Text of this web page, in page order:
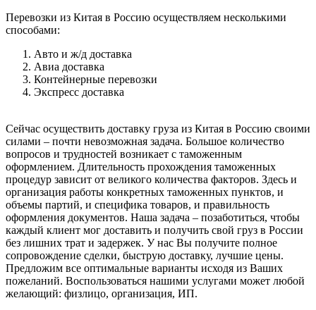
Перевозки из Китая в Россию осуществляем несколькими
способами:
Авто и ж/д доставка
Авиа доставка
Контейнерные перевозки
Экспресс доставка
Сейчас осуществить доставку груза из Китая в Россию своими
силами – почти невозможная задача. Большое количество
вопросов и трудностей возникает с таможенным
оформлением. Длительность прохождения таможенных
процедур зависит от великого количества факторов. Здесь и
организация работы конкретных таможенных пунктов, и
объемы партий, и специфика товаров, и правильность
оформления документов. Наша задача – позаботиться, чтобы
каждый клиент мог доставить и получить свой груз в России
без лишних трат и задержек. У нас Вы получите полное
сопровождение сделки, быструю доставку, лучшие цены.
Предложим все оптимальные варианты исходя из Ваших
пожеланий. Воспользоваться нашими услугами может любой
желающий: физлицо, организация, ИП.